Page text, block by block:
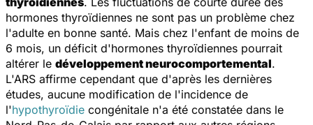
hormones thyroïdiennes ne sont pas un problème chez
l'adulte en bonne santé. Mais chez l'enfant de moins de
6 mois, un déficit d'hormones thyroïdiennes pourrait
altérer le développement neurocomportemental.
L'ARS affirme cependant que d'après les dernières
études, aucune modification de l'incidence de
l'hypothyroïdie congénitale n'a été constatée dans le